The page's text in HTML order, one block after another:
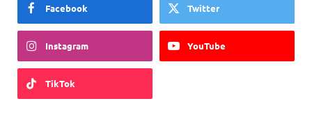
Facebook Twitter
Instagram YouTube
TikTok